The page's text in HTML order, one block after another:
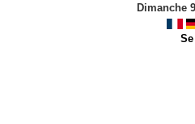
Dimanche